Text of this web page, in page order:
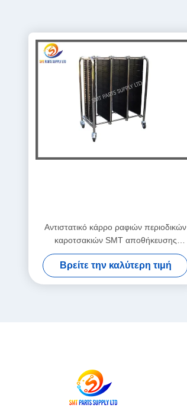
Αντιστατικό κάρρο ραφιών περιοδικών
καροτσακιών SMT αποθήκευσης
προϊόντων PCB ESD στο απόθεμα
Βρείτε την καλύτερη τιμή